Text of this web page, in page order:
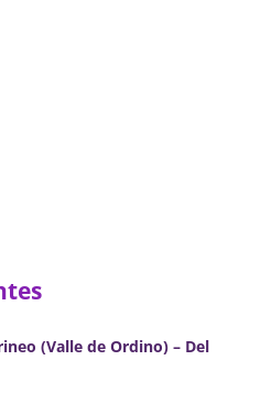
(Valle de Ordino) – Del